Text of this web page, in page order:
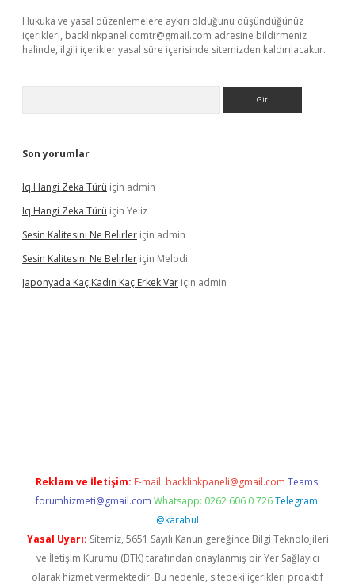
Hukuka ve yasal düzenlemelere aykırı olduğunu düşündüğünüz
içerikleri, backlinkpanelicomtr@gmail.com adresine bildirmeniz
halinde, ilgili içerikler yasal süre içerisinde sitemizden kaldırılacaktır.
Son yorumlar
Iq Hangi Zeka Türü için admin
Iq Hangi Zeka Türü için Yeliz
Sesin Kalitesini Ne Belirler için admin
Sesin Kalitesini Ne Belirler için Melodi
Japonyada Kaç Kadın Kaç Erkek Var için admin
Reklam ve İletişim: E-mail: backlinkpaneli@gmail.com Teams:
forumhizmeti@gmail.com Whatsapp: 0262 606 0 726 Telegram:
@karabul
Yasal Uyarı: Sitemiz, 5651 Sayılı Kanun gereğince Bilgi Teknolojileri
ve İletişim Kurumu (BTK) tarafından onaylanmış bir Yer Sağlayıcı
olarak hizmet vermektedir. Bu nedenle, sitedeki içerikleri proaktif